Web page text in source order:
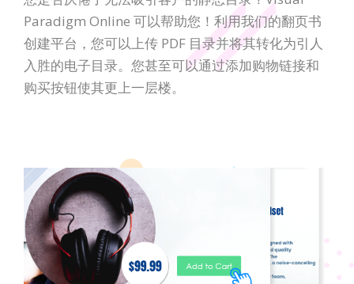
Paradigm Online 可以帮助您！利用我们的翻页书
创建平台，您可以上传 PDF 目录并将其转化为引人
入胜的电子目录。您甚至可以通过添加购物链接和
购买按钮使其更上一层楼。